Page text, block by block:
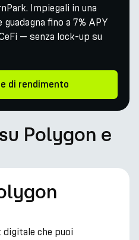
Impiegali in una
fino a 7% APY
— senza lock-up su
di rendimento
Polygon e
digitale che puoi